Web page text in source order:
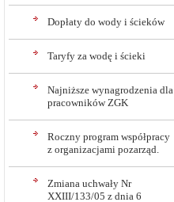
Dopłaty do wody i ścieków
Taryfy za wodę i ścieki
Najniższe wynagrodzenia dla
pracowników ZGK
Roczny program współpracy
z organizacjami pozarząd.
Zmiana uchwały Nr
XXIII/133/05 z dnia 6